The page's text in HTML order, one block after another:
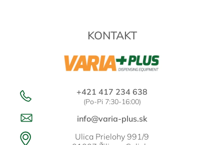
KONTAKT
+421 417 234 638
(Po-Pi 7:30-16:00)
info@varia-plus.sk
Ulica Prielohy 991/9